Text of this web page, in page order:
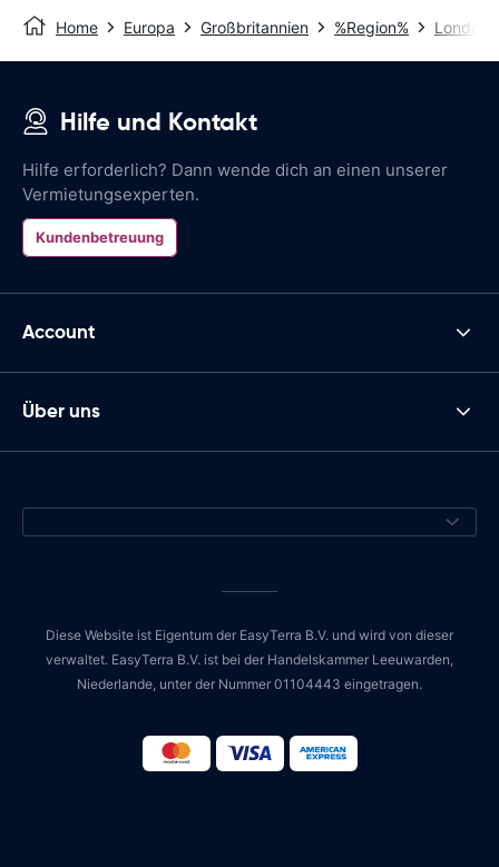
Home Europa Großbritannien %Region% London
Hilfe und Kontakt
Hilfe erforderlich? Dann wende dich an einen unserer
Vermietungsexperten.
Kundenbetreuung
Account
Über uns
Diese Website ist Eigentum der EasyTerra B.V. und wird von dieser
verwaltet. EasyTerra B.V. ist bei der Handelskammer Leeuwarden,
Niederlande, unter der Nummer 01104443 eingetragen.